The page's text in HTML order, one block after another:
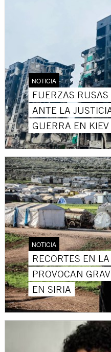
NOTICIA
FUERZAS
ANTE LA
GUERRA EN KIEV
NOTICIA
RECORTES EN
PROVOCAN
EN SIRIA